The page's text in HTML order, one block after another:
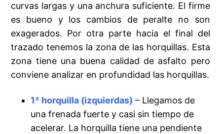
curvas largas y una anchura suficiente. El firme
es bueno y los cambios de peralte no son
exagerados. Por otra parte hacia el final del
trazado tenemos la zona de las horquillas. Esta
zona tiene una buena calidad de asfalto pero
conviene analizar en profundidad las horquillas.
1ª horquilla (izquierdas) – Llegamos de
una frenada fuerte y casi sin tiempo de
acelerar. La horquilla tiene una pendiente